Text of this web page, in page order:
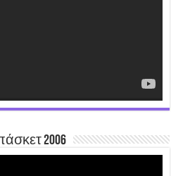
2006